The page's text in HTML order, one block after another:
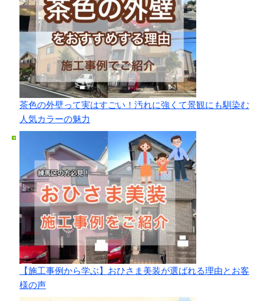
茶色の外壁って実はすごい！汚れに強くて景観にも馴染む
人気カラーの魅力
【施工事例から学ぶ】おひさま美装が選ばれる理由とお客
様の声